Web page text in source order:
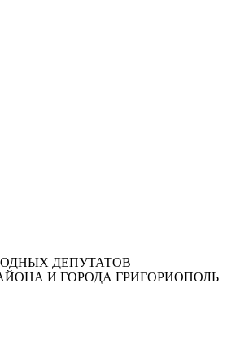
ДЕПУТАТОВ
И ГОРОДА ГРИГОРИОПОЛЬ